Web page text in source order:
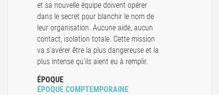
et sa nouvelle équipe doivent opérer
dans le secret pour blanchir le nom de
leur organisation. Aucune aide, aucun
contact, isolation totale. Cette mission
va s'avérer être la plus dangereuse et la
plus intense qu'ils aient eu à remplir.
ÉPOQUE
ÉPOQUE COMPTEMPORAINE